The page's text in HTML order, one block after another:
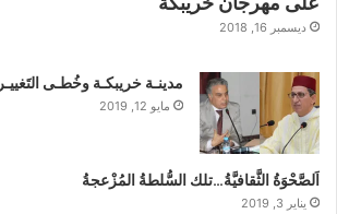
ديسمبر 16, 2018
مدينـة خريبكـة وخُطـى التَغييـر
مايو 12, 2019
اَلصَّحْوَةُ الثَّقافيَّةُ…تلك السُّلطةُ المُزْعجةُ
يناير 3, 2019